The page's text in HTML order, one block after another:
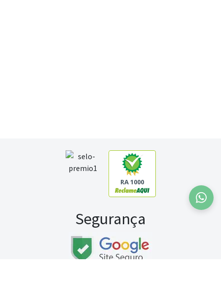
RA 1000
Segurança